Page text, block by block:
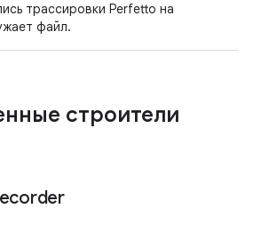
трассировки Perfetto на
файл.
строители